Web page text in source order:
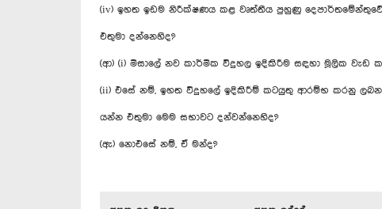
(iv) ඉහත ඉඩම නිරීක්ෂණය කළ වෘත්තීය පුහුණු
එතුමා දන්නෙහිද?
(ආ) (i) මිසාලේ නව කාර්මික විදුහල ඉදිකිරීම සඳහා මූලික වැඩ
(ii) එසේ නම්, ඉහත විදුහලේ ඉදිකිරීම් කටයුතු ආරම්භ කරනු
යන්න එතුමා මෙම සභාවට දන්වන්නෙහිද?
(ඇ) නොඑසේ නම්, ඒ මන්ද?